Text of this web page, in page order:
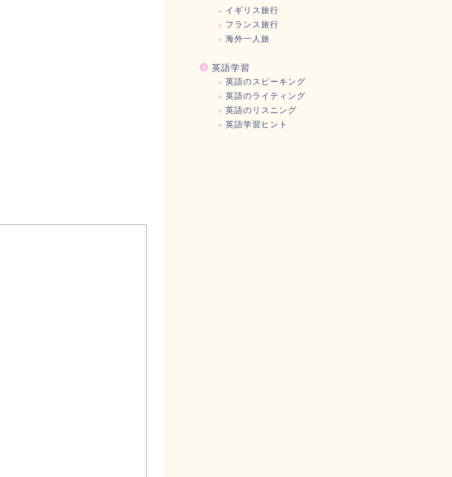
イギリス旅行
フランス旅行
海外一人旅
英語学習
英語のスピーキング
英語のライティング
英語のリスニング
英語学習ヒント